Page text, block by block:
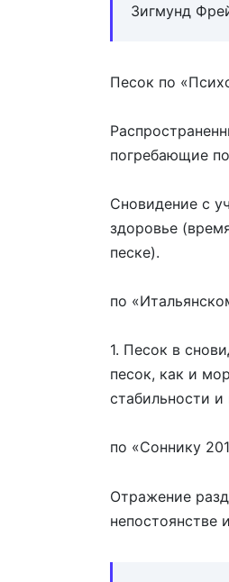
Зигмунд
Песок по
погребающие
Сновидение с
здоровье
песке).
по
1. Песок в
песок, как и
стабильности
по «Соннику
Отражение
непостоянстве